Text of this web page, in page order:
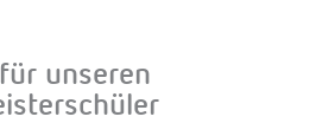
unseren